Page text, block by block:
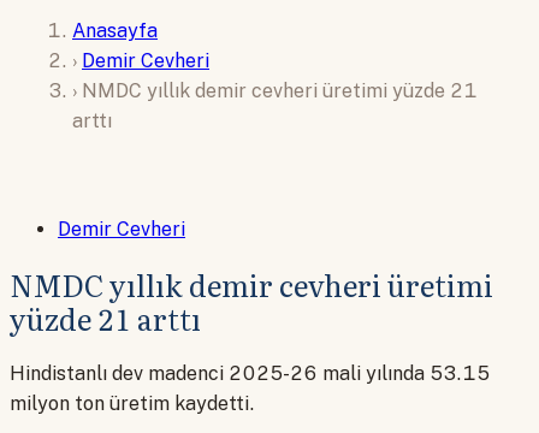
Anasayfa
› Demir Cevheri
› NMDC yıllık demir cevheri üretimi yüzde 21
arttı
Demir Cevheri
NMDC yıllık demir cevheri üretimi
yüzde 21 arttı
Hindistanlı dev madenci 2025-26 mali yılında 53.15
milyon ton üretim kaydetti.